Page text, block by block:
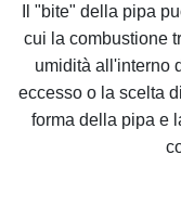
Il "bite" della pipa
cui la combustione
umidità all'interno
eccesso o la scelta
forma della pipa e